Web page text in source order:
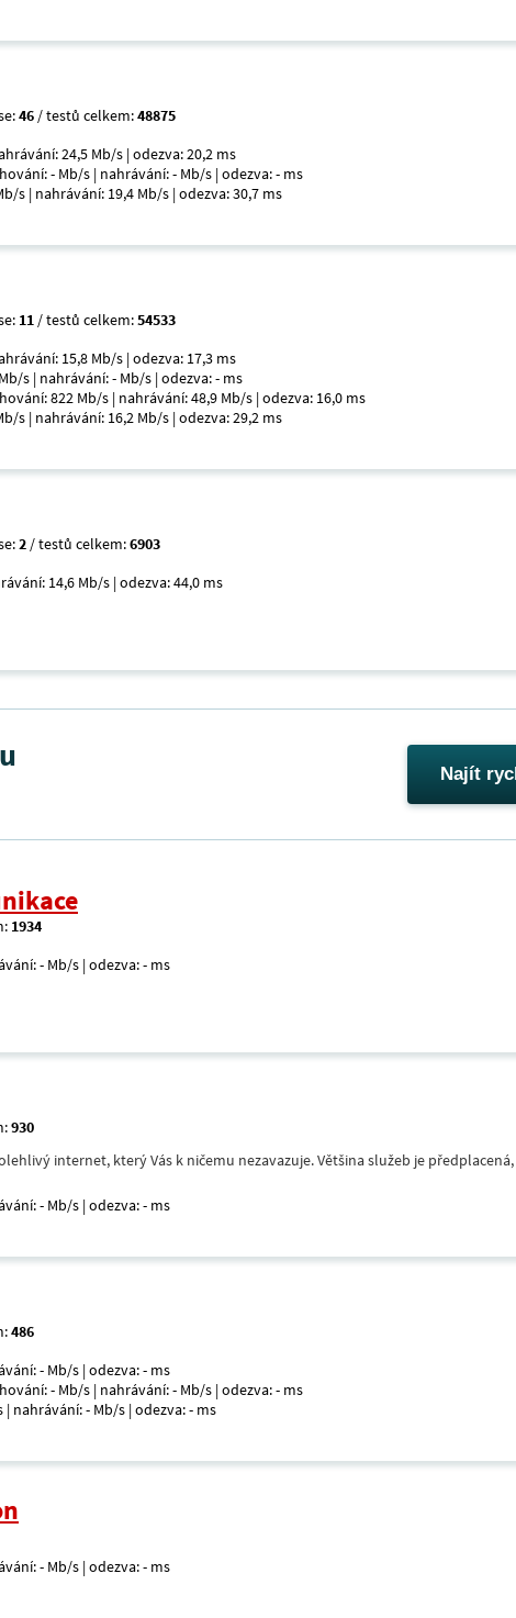
46 / testů celkem:48875
24,5 Mb/s | odezva: 20,2 ms
- Mb/s | nahrávání: - Mb/s | odezva: - ms
s | nahrávání: 19,4 Mb/s | odezva: 30,7 ms
11 / testů celkem:54533
15,8 Mb/s | odezva: 17,3 ms
s | nahrávání: - Mb/s | odezva: - ms
822 Mb/s | nahrávání: 48,9 Mb/s | odezva: 16,0 ms
s | nahrávání: 16,2 Mb/s | odezva: 29,2 ms
2 / testů celkem:6903
14,6 Mb/s | odezva: 44,0 ms
Najít
1934
- Mb/s | odezva: - ms
930
internet, který Vás k ničemu nezavazuje. Většina služeb je
- Mb/s | odezva: - ms
486
- Mb/s | odezva: - ms
- Mb/s | nahrávání: - Mb/s | odezva: - ms
| nahrávání: - Mb/s | odezva: - ms
- Mb/s | odezva: - ms